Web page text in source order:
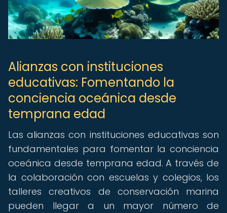
Alianzas con instituciones
educativas: Fomentando la
conciencia oceánica desde
temprana edad
Las alianzas con instituciones educativas son
fundamentales para fomentar la conciencia
oceánica desde temprana edad. A través de
la colaboración con escuelas y colegios, los
talleres creativos de conservación marina
pueden llegar a un mayor número de